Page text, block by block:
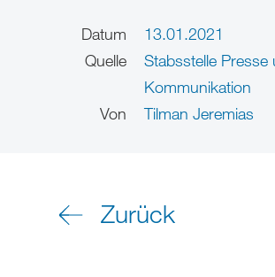
Datum
13.01.2021
Quelle
Stabsstelle Presse
Kommunikation
Von
Tilman Jeremias
Zurück